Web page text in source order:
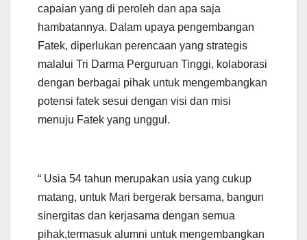
capaian yang di peroleh dan apa saja
hambatannya. Dalam upaya pengembangan
Fatek, diperlukan perencaan yang strategis
malalui Tri Darma Perguruan Tinggi, kolaborasi
dengan berbagai pihak untuk mengembangkan
potensi fatek sesui dengan visi dan misi
menuju Fatek yang unggul.
“ Usia 54 tahun merupakan usia yang cukup
matang, untuk Mari bergerak bersama, bangun
sinergitas dan kerjasama dengan semua
pihak,termasuk alumni untuk mengembangkan